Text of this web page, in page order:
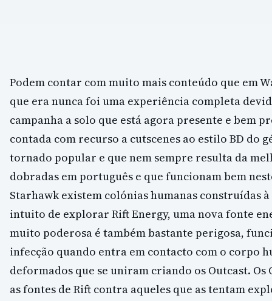
Podem contar com muito mais conteúdo que em
que era nunca foi uma experiência completa
campanha a solo que está agora presente e bem
contada com recurso a cutscenes ao estilo BD do
tornado popular e que nem sempre resulta da
dobradas em português e que funcionam bem
Starhawk existem colónias humanas construídas
intuito de explorar Rift Energy, uma nova fonte
muito poderosa é também bastante perigosa,
infecção quando entra em contacto com o corpo
deformados que se uniram criando os Outcast.
as fontes de Rift contra aqueles que as tentam